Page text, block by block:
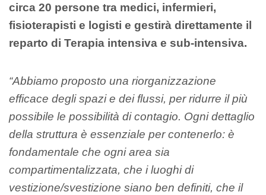
circa 20 persone tra medici, infermieri,
fisioterapisti e logisti e gestirà direttamente il
reparto di Terapia intensiva e sub-intensiva.
“Abbiamo proposto una riorganizzazione
efficace degli spazi e dei flussi, per ridurre il più
possibile le possibilità di contagio. Ogni dettaglio
della struttura è essenziale per contenerlo: è
fondamentale che ogni area sia
compartimentalizzata, che i luoghi di
vestizione/svestizione siano ben definiti, che il